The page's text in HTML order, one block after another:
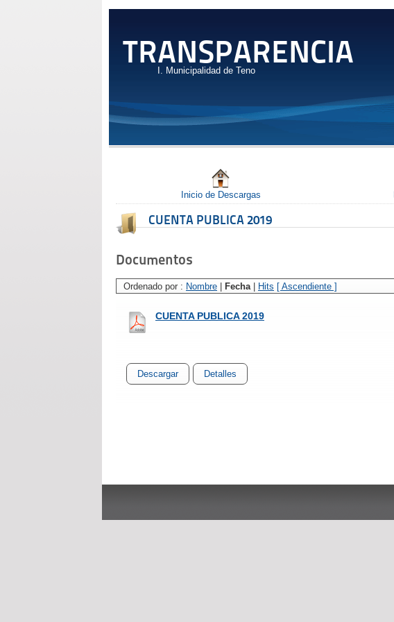
TRANSPARENCIA
I. Municipalidad de Teno
Inicio de Descargas
CUENTA PUBLICA 2019
Documentos
Ordenado por : Nombre Fecha Hits [ Ascendiente ]
CUENTA PUBLICA 2019
Descargar Detalles